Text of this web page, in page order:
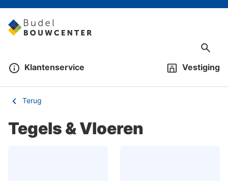
Klantenservice Vestiging
Terug
Tegels & Vloeren